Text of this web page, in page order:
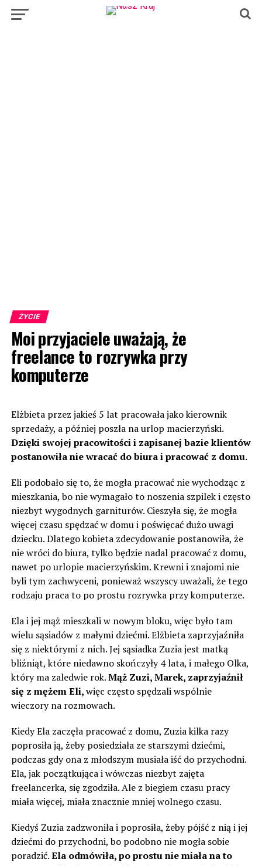
ŻYCIE
Moi przyjaciele uważają, że
freelance to rozrywka przy
komputerze
Elżbieta przez jakieś 5 lat pracowała jako kierownik
sprzedaży, a później poszła na urlop macierzyński.
Dzięki swojej pracowitości i zapisanej bazie klientów
postanowiła nie wracać do biura i pracować z domu.
Eli podobało się to, że mogła pracować nie wychodząc z
mieszkania, bo nie wymagało to noszenia szpilek i często
niezbyt wygodnych garniturów. Cieszyła się, że mogła
więcej czasu spędzać w domu i poświęcać dużo uwagi
dziecku. Dlatego kobieta zdecydowanie postanowiła, że ​​
nie wróci do biura, tylko będzie nadal pracować z domu,
nawet po urlopie macierzyńskim. Krewni i znajomi nie
byli tym zachwyceni, ponieważ wszyscy uważali, że tego
rodzaju praca to po prostu rozrywka przy komputerze.
Ela i jej mąż mieszkali w nowym bloku, więc było tam
wielu sąsiadów z małymi dziećmi. Elżbieta zaprzyjaźniła
się z niektórymi z nich. Jej sąsiadka Zuzia jest matką
bliźniąt, które niedawno skończyły 4 lata, i małego Olka,
który ma zaledwie rok.Mąż Zuzi, Marek, zaprzyjaźnił
się z mężem Eli,więc często spędzali wspólnie
wieczory na rozmowach.
Kiedy Ela zaczęła pracować z domu, Zuzia kilka razy
poprosiła ją, żeby posiedziała ze starszymi dziećmi,
podczas gdy ona z młodszym musiała iść do przychodni.
Ela, jak początkująca i wówczas niezbyt zajęta
freelancerka, się zgodziła. Ale z biegiem czasu pracy
miała więcej, miała znacznie mniej wolnego czasu.
Kiedyś Zuzia zadzwoniła i poprosiła, żeby pójść z nią i jej
dziećmi do przychodni, bo podobno nie mogła sobie
poradzić.Ela odmówiła, po prostu nie miała na to